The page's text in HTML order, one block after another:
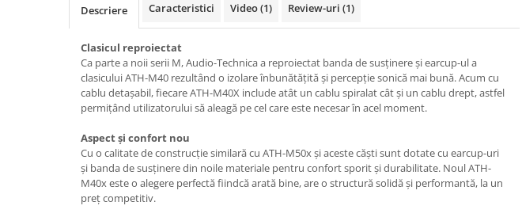
Descriere Caracteristici Video(1) Review-uri (1)
Clasicul reproiectat
Ca parte a noii serii M, Audio-Technica a reproiectat banda de susținere și earcup-ul a
clasicului ATH-M40 rezultând o izolare înbunătățită și percepție sonică mai bună. Acum cu
cablu detașabil, fiecare ATH-M40X include atât un cablu spiralat cât și un cablu drept, astfel
permițând utilizatorului să aleagă pe cel care este necesar în acel moment.
Aspect și confort nou
Cu o calitate de construcție similară cu ATH-M50x și aceste căști sunt dotate cu earcup-uri
și banda de susținere din noile materiale pentru confort sporit și durabilitate. Noul ATH-
M40x este o alegere perfectă fiindcă arată bine, are o structură solidă și performantă, la un
preț competitiv.